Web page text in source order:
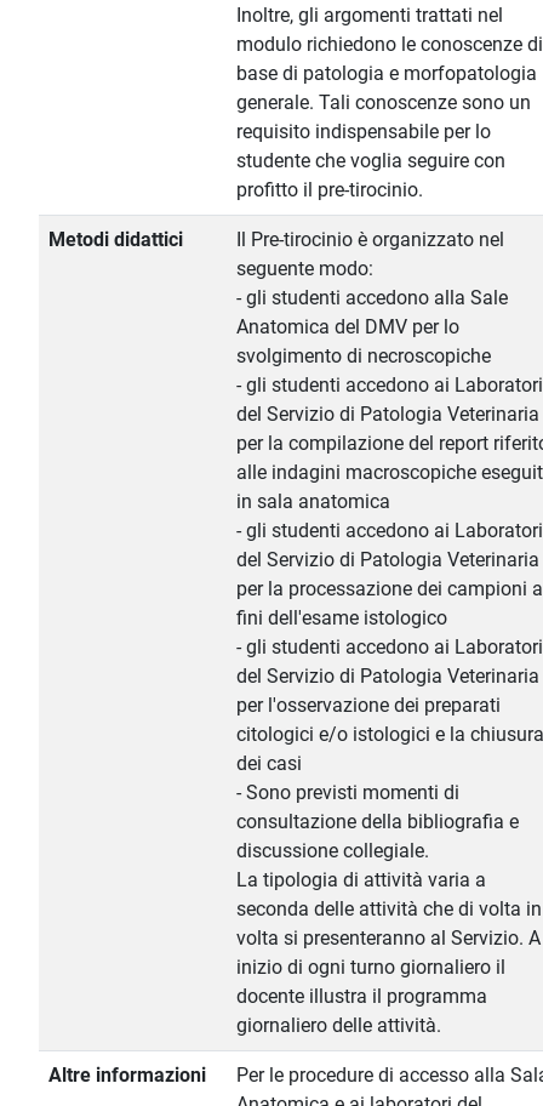
Inoltre, gli argomenti trattati nel
modulo richiedono le conoscenze di
base di patologia e morfopatologia
generale. Tali conoscenze sono un
requisito indispensabile per lo
studente che voglia seguire con
profitto il pre-tirocinio.
Metodi didattici
Il Pre-tirocinio è organizzato nel
seguente modo:
- gli studenti accedono alla Sale
Anatomica del DMV per lo
svolgimento di necroscopiche
- gli studenti accedono ai Laboratori
del Servizio di Patologia Veterinaria
per la compilazione del report
alle indagini macroscopiche
in sala anatomica
- gli studenti accedono ai Laboratori
del Servizio di Patologia Veterinaria
per la processazione dei campioni
fini dell'esame istologico
- gli studenti accedono ai Laboratori
del Servizio di Patologia Veterinaria
per l'osservazione dei preparati
citologici e/o istologici e la chiusura
dei casi
- Sono previsti momenti di
consultazione della bibliografia e
discussione collegiale.
La tipologia di attività varia a
seconda delle attività che di volta in
volta si presenteranno al Servizio. A
inizio di ogni turno giornaliero il
docente illustra il programma
giornaliero delle attività.
Altre informazioni
Per le procedure di accesso alla